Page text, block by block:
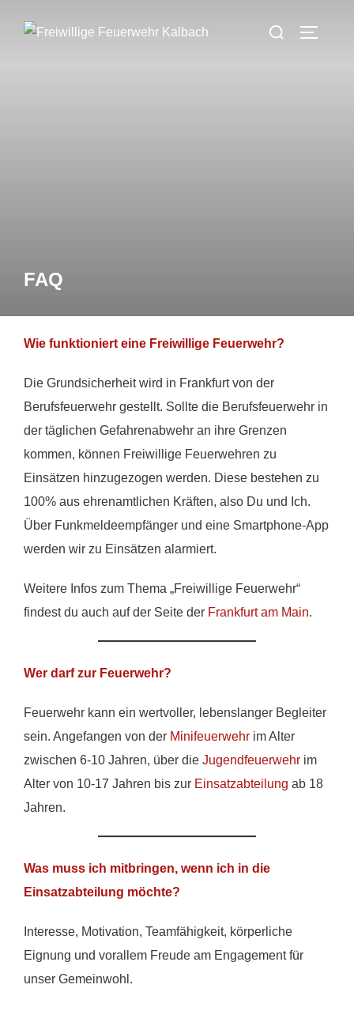
Inhalt
Suchen
FAQ
Wie funktioniert eine Freiwillige Feuerwehr?
Die Grundsicherheit wird in Frankfurt von der
Berufsfeuerwehr gestellt. Sollte die Berufsfeuerwehr in
der täglichen Gefahrenabwehr an ihre Grenzen
kommen, können Freiwillige Feuerwehren zu
Einsätzen hinzugezogen werden. Diese bestehen zu
100% aus ehrenamtlichen Kräften, also Du und Ich.
Über Funkmeldeempfänger und eine Smartphone-App
werden wir zu Einsätzen alarmiert.
Weitere Infos zum Thema „Freiwillige Feuerwehr“
findest du auch auf der Seite der Frankfurt am Main.
Wer darf zur Feuerwehr?
Feuerwehr kann ein wertvoller, lebenslanger Begleiter
sein. Angefangen von der Minifeuerwehr im Alter
zwischen 6-10 Jahren, über die Jugendfeuerwehr im
Alter von 10-17 Jahren bis zur Einsatzabteilung ab 18
Jahren.
Was muss ich mitbringen, wenn ich in die
Einsatzabteilung möchte?
Interesse, Motivation, Teamfähigkeit, körperliche
Eignung und vorallem Freude am Engagement für
unser Gemeinwohl.